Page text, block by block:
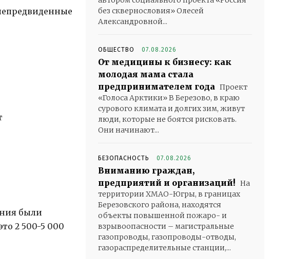
были
2 500-5 000
без сквернословия» Олесей
Александровной...
ОБЩЕСТВО 07.08.2026
От медицины к бизнесу: как
молодая мама стала
предпринимателем года Проект
«Голоса Арктики» В Березово, в краю
сурового климата и долгих зим, живут
люди, которые не боятся рисковать.
Они начинают...
БЕЗОПАСНОСТЬ 07.08.2026
Вниманию граждан,
предприятий и организаций! На
территории ХМАО-Югры, в границах
Березовского района, находятся
объекты повышенной пожаро- и
взрывоопасности – магистральные
газопроводы, газопроводы-отводы,
газораспределительные станции,...